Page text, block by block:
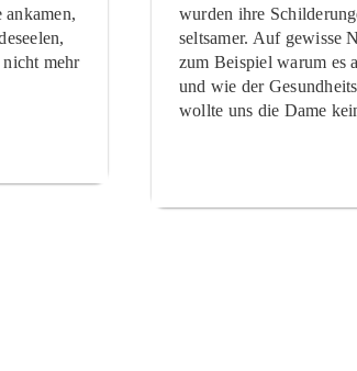
nicht mehr
wurden ihre
seltsamer. Auf gewisse
zum Beispiel warum es
und wie der
wollte uns die Dame